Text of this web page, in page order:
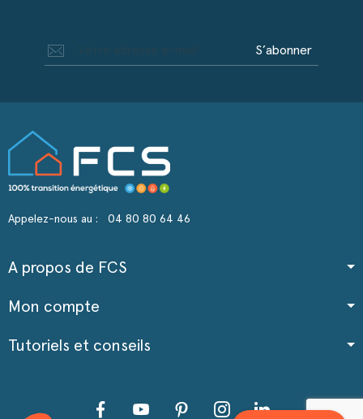
S’abonner
Appelez-nous au : 04 80 80 64 46
A propos de FCS
Mon compte
Tutoriels et conseils
FacebookYouTube PinterestInstagramLinkedIn